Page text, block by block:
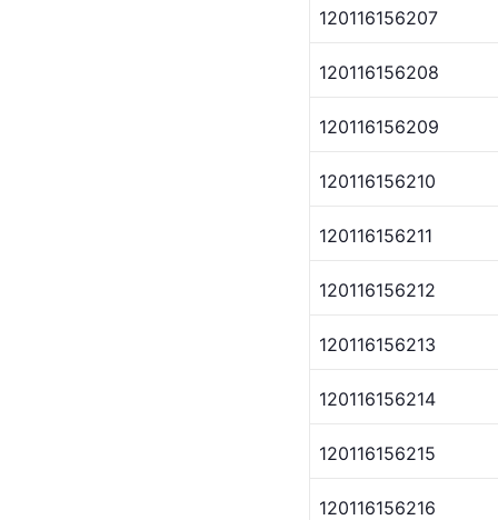
120116156207
120116156208
120116156209
120116156210
120116156211
120116156212
120116156213
120116156214
120116156215
120116156216